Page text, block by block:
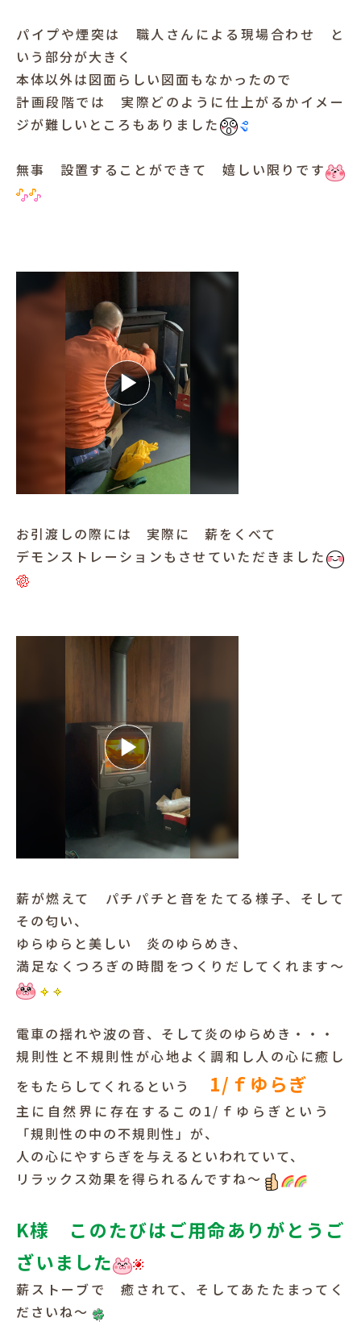
パイプや煙突は 職人さんによる現場合わせ と
いう部分が大きく
本体以外は図面らしい図面もなかったので
計画段階では 実際どのように仕上がるかイメー
ジが難しいところもありました
無事 設置することができて 嬉しい限りです
お引渡しの際には 実際に 薪をくべて
デモンストレーションもさせていただきました
薪が燃えて パチパチと音をたてる様子、そして
その匂い、
ゆらゆらと美しい 炎のゆらめき、
満足なくつろぎの時間をつくりだしてくれます～
電車の揺れや波の音、そして炎のゆらめき・・・
規則性と不規則性が心地よく調和し人の心に癒し
をもたらしてくれるという
1/ｆゆらぎ
主に自然界に存在するこの1/ｆゆらぎという
「規則性の中の不規則性」が、
人の心にやすらぎを与えるといわれていて、
リラックス効果を得られるんですね～
K様 このたびはご用命ありがとうご
ざいました
薪ストーブで 癒されて、そしてあたたまってく
ださいね～